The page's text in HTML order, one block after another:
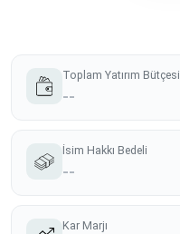
Toplam Yatırım Bütçesi
--
İsim Hakkı Bedeli
--
Kar Marjı